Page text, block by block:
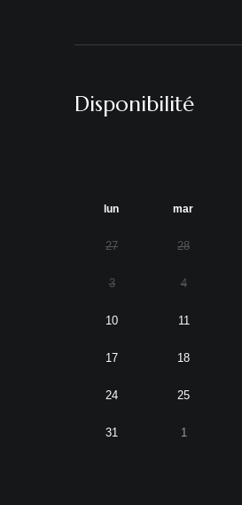
Disponibilité
lun mar
27 28
3 4
10 11
17 18
24 25
31 1